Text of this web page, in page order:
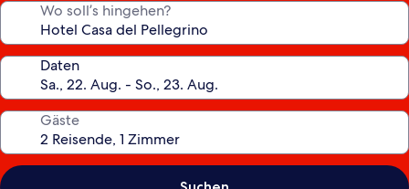
Wo soll’s hingehen?
Daten
Gäste